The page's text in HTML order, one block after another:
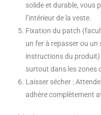
solide et durable, vous
l’intérieur de la veste.
Fixation du patch
un fer à repasser ou un
instructions du produit)
surtout dans les zones
Laisser sécher :
adhère complètement